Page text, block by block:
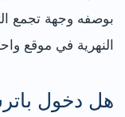
بوصفه وجهة تجمع
النهرية في موقع
هل دخول